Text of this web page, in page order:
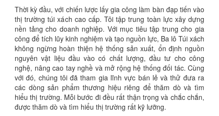
Thời kỳ đầu, với chiến lược lấy gia công làm bàn đạp tiến vào
thị trường túi xách cao cấp. Tôi tập trung toàn lực xây dựng
nền tảng cho doanh nghiệp. Với mục tiêu tập trung cho gia
công để tích lũy kinh nghiệm và tạo nguồn lực, Ba lô Túi xách
không ngừng hoàn thiện hệ thống sản xuất, ổn định nguồn
nguyên vật liệu đầu vào có chất lượng, đầu tư cho công
nghệ, nâng cao tay nghề và mở rộng hệ thống đối tác. Cùng
với đó, chúng tôi đã tham gia lĩnh vực bán lẻ và thử đưa ra
các dòng sản phẩm thương hiệu riêng để thăm dò và tìm
hiểu thị trường. Mỗi bước đi đều rất thận trọng và chắc chắn,
được thăm dò và tìm hiểu thị trường rất kỹ lưỡng.